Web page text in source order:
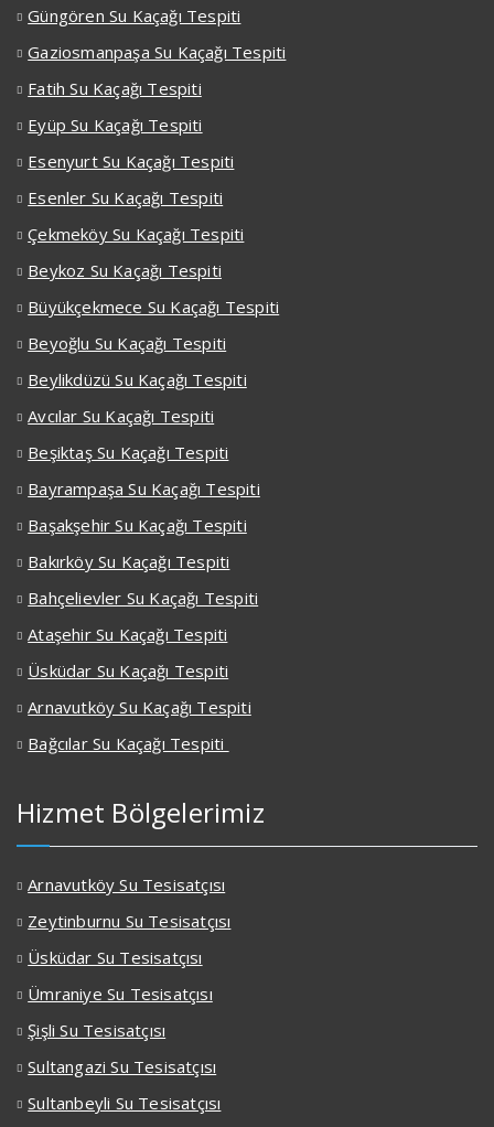
Güngören Su Kaçağı Tespiti
Gaziosmanpaşa Su Kaçağı Tespiti
Fatih Su Kaçağı Tespiti
Eyüp Su Kaçağı Tespiti
Esenyurt Su Kaçağı Tespiti
Esenler Su Kaçağı Tespiti
Çekmeköy Su Kaçağı Tespiti
Beykoz Su Kaçağı Tespiti
Büyükçekmece Su Kaçağı Tespiti
Beyoğlu Su Kaçağı Tespiti
Beylikdüzü Su Kaçağı Tespiti
Avcılar Su Kaçağı Tespiti
Beşiktaş Su Kaçağı Tespiti
Bayrampaşa Su Kaçağı Tespiti
Başakşehir Su Kaçağı Tespiti
Bakırköy Su Kaçağı Tespiti
Bahçelievler Su Kaçağı Tespiti
Ataşehir Su Kaçağı Tespiti
Üsküdar Su Kaçağı Tespiti
Arnavutköy Su Kaçağı Tespiti
Bağcılar Su Kaçağı Tespiti
Hizmet Bölgelerimiz
Arnavutköy Su Tesisatçısı
Zeytinburnu Su Tesisatçısı
Üsküdar Su Tesisatçısı
Ümraniye Su Tesisatçısı
Şişli Su Tesisatçısı
Sultangazi Su Tesisatçısı
Sultanbeyli Su Tesisatçısı